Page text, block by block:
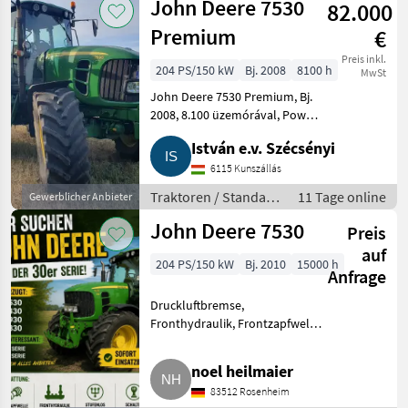
Gewerblicher Anbieter
John Deere 7530
Premium
82.000
€
Preis inkl.
MwSt
204 PS/150 kW Bj. 2008
8100 h
John Deere 7530 Premium, Bj.
2008, 8.100 üzemórával, Power-
Quad váltóval, rugózott első
híddal, rugózott fülkével,
újszerű gumikkal, jó műszaki és
esztétikai állapot
István e.v. Szécsényi
6115 Kunszállás
Traktoren / Standard
Traktoren
11 Tage online
John Deere 7530
Preis
auf
Anfrage
204 PS/150 kW Bj. 2010 15000 h
Druckluftbremse,
Fronthydraulik, Frontzapfwelle,
Kabinenfederung, Radio Suchen
einen John Deere 7530, 7430,
6930, 6830, bevorzugt trotzdem
noel heilmaier
83512 Rosenheim